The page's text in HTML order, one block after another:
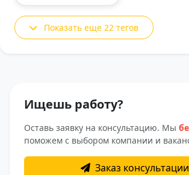
Показать еще 22 тегов
Ищешь работу?
Оставь заявку на консультацию. Мы
поможем с выбором компании и
Заказ консультации